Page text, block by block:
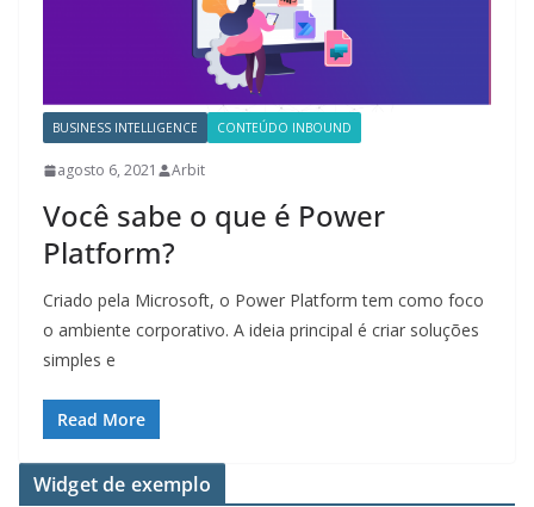
BUSINESS INTELLIGENCE CONTEÚDO INBOUND
agosto 6, 2021 Arbit
Você sabe o que é Power
Platform?
Criado pela Microsoft, o Power Platform tem como foco
o ambiente corporativo. A ideia principal é criar soluções
simples e
Read More
Widget de exemplo